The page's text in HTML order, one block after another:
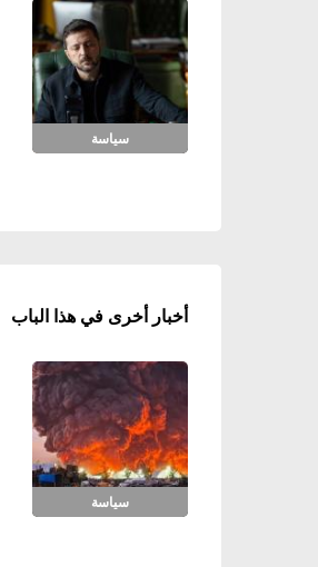
سياسة
أخبار أخرى في هذا الباب
سياسة